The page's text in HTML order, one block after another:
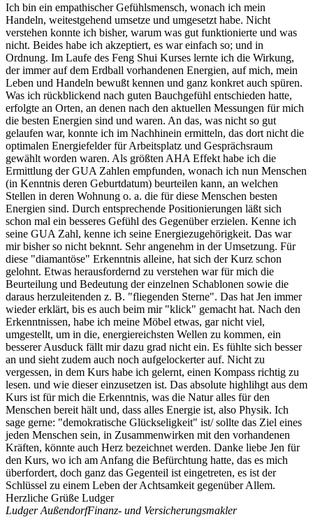
Ich bin ein empathischer Gefühlsmensch, wonach ich mein
Handeln, weitestgehend umsetze und umgesetzt habe. Nicht
verstehen konnte ich bisher, warum was gut funktionierte und was
nicht. Beides habe ich akzeptiert, es war einfach so; und in
Ordnung. Im Laufe des Feng Shui Kurses lernte ich die Wirkung,
der immer auf dem Erdball vorhandenen Energien, auf mich, mein
Leben und Handeln bewußt kennen und ganz konkret auch spüren.
Was ich rückblickend nach guten Bauchgefühl entschieden hatte,
erfolgte an Orten, an denen nach den aktuellen Messungen für mich
die besten Energien sind und waren. An das, was nicht so gut
gelaufen war, konnte ich im Nachhinein ermitteln, das dort nicht die
optimalen Energiefelder für Arbeitsplatz und Gesprächsraum
gewählt worden waren. Als größten AHA Effekt habe ich die
Ermittlung der GUA Zahlen empfunden, wonach ich nun Menschen
(in Kenntnis deren Geburtdatum) beurteilen kann, an welchen
Stellen in deren Wohnung o. a. die für diese Menschen besten
Energien sind. Durch entsprechende Positionierungen läßt sich
schon mal ein besseres Gefühl des Gegenüber erzielen. Kenne ich
seine GUA Zahl, kenne ich seine Energiezugehörigkeit. Das war
mir bisher so nicht beknnt. Sehr angenehm in der Umsetzung. Für
diese "diamantöse" Erkenntnis alleine, hat sich der Kurz schon
gelohnt. Etwas herausfordernd zu verstehen war für mich die
Beurteilung und Bedeutung der einzelnen Schablonen sowie die
daraus herzuleitenden z. B. "fliegenden Sterne". Das hat Jen immer
wieder erklärt, bis es auch beim mir "klick" gemacht hat. Nach den
Erkenntnissen, habe ich meine Möbel etwas, gar nicht viel,
umgestellt, um in die, energiereichsten Wellen zu kommen, ein
besserer Ausduck fällt mir dazu grad nicht ein. Es fühlte sich besser
an und sieht zudem auch noch aufgelockerter auf. Nicht zu
vergessen, in dem Kurs habe ich gelernt, einen Kompass richtig zu
lesen. und wie dieser einzusetzen ist. Das absolute highlihgt aus dem
Kurs ist für mich die Erkenntnis, was die Natur alles für den
Menschen bereit hält und, dass alles Energie ist, also Physik. Ich
sage gerne: "demokratische Glückseligkeit" ist/ sollte das Ziel eines
jeden Menschen sein, in Zusammenwirken mit den vorhandenen
Kräften, könnte auch Herz bezeichnet werden. Danke liebe Jen für
den Kurs, wo ich am Anfang die Befürchtung hatte, das es mich
überfordert, doch ganz das Gegenteil ist eingetreten, es ist der
Schlüssel zu einem Leben der Achtsamkeit gegenüber Allem.
Herzliche Grüße Ludger
Ludger AußendorfFinanz- und Versicherungsmakler